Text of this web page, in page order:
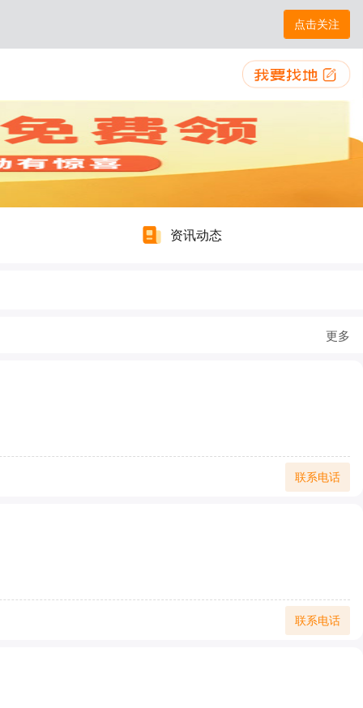
点击关注
资讯动态
更多
联系电话
联系电话